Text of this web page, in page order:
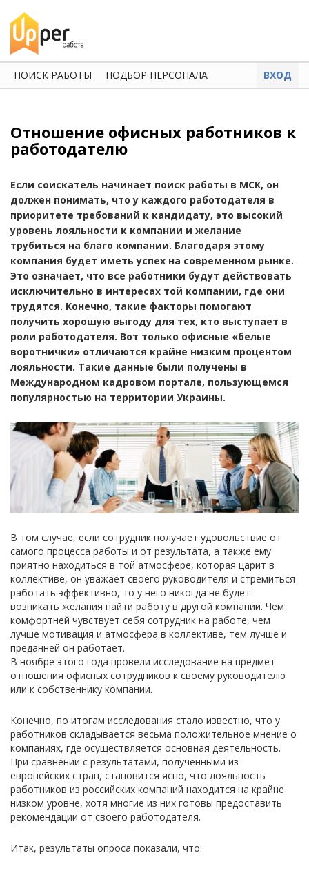
ПОИСК РАБОТЫ ПОДБОР ПЕРСОНАЛА ВХОД
Отношение офисных работников к
работодателю
Если соискатель начинает поиск работы в МСК, он
должен понимать, что у каждого работодателя в
приоритете требований к кандидату, это высокий
уровень лояльности к компании и желание
трубиться на благо компании. Благодаря этому
компания будет иметь успех на современном рынке.
Это означает, что все работники будут действовать
исключительно в интересах той компании, где они
трудятся. Конечно, такие факторы помогают
получить хорошую выгоду для тех, кто выступает в
роли работодателя. Вот только офисные «белые
воротнички» отличаются крайне низким процентом
лояльности. Такие данные были получены в
Международном кадровом портале, пользующемся
популярностью на территории Украины.
В том случае, если сотрудник получает удовольствие от
самого процесса работы и от результата, а также ему
приятно находиться в той атмосфере, которая царит в
коллективе, он уважает своего руководителя и стремиться
работать эффективно, то у него никогда не будет
возникать желания найти работу в другой компании. Чем
комфортней чувствует себя сотрудник на работе, чем
лучше мотивация и атмосфера в коллективе, тем лучше и
преданней он работает.
В ноябре этого года провели исследование на предмет
отношения офисных сотрудников к своему руководителю
или к собственнику компании.
Конечно, по итогам исследования стало известно, что у
работников складывается весьма положительное мнение о
компаниях, где осуществляется основная деятельность.
При сравнении с результатами, полученными из
европейских стран, становится ясно, что лояльность
работников из российских компаний находится на крайне
низком уровне, хотя многие из них готовы предоставить
рекомендации от своего работодателя.
Итак, результаты опроса показали, что: